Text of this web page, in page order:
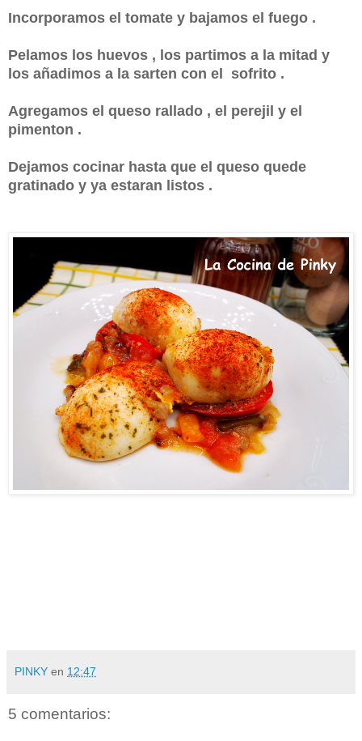
Incorporamos el tomate y bajamos el fuego .
Pelamos los huevos , los partimos a la mitad y
los añadimos a la sarten con el sofrito .
Agregamos el queso rallado , el perejil y el
pimenton .
Dejamos cocinar hasta que el queso quede
gratinado y ya estaran listos .
PINKY en 12:47
5 comentarios: